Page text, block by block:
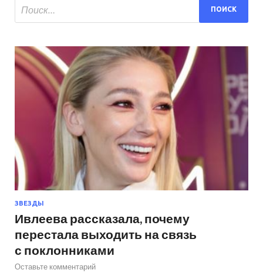
ЗВЕЗДЫ
Ивлеева рассказала, почему
перестала выходить на связь
с поклонниками
Оставьте комментарий